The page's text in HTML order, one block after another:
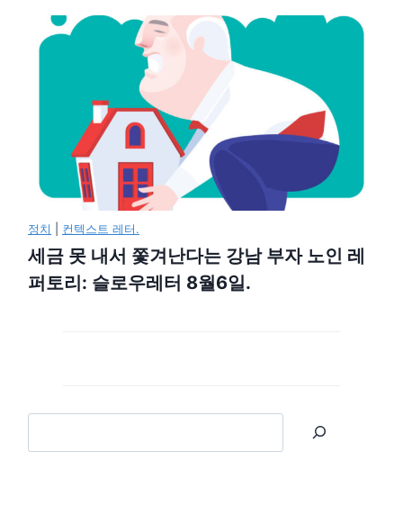
정치 컨텍스트 레터.
세금 못 내서 쫓겨난다는 강남 부자 노인 레
퍼토리: 슬로우레터 8월6일.